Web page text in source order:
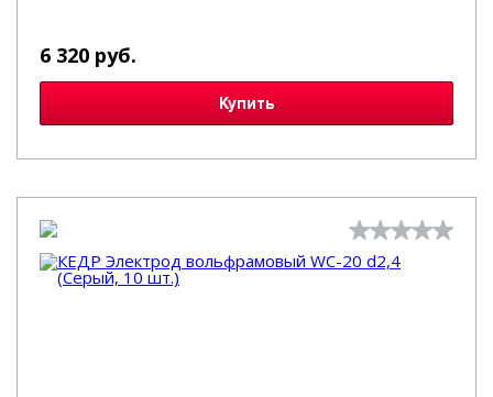
6 320 руб.
Купить